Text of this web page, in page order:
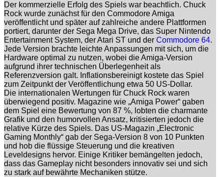
Der kommerzielle Erfolg des Spiels war beachtlich. Chuck
Rock wurde zunächst für den Commodore Amiga
veröffentlicht und später auf zahlreiche andere Plattformen
portiert, darunter der Sega Mega Drive, das Super Nintendo
Entertainment System, der Atari ST und der Commodore 64.
Jede Version brachte leichte Anpassungen mit sich, um die
Hardware optimal zu nutzen, wobei die Amiga-Version
aufgrund ihrer technischen Überlegenheit als
Referenzversion galt. Inflationsbereinigt kostete das Spiel
zum Zeitpunkt der Veröffentlichung etwa 50 US-Dollar.
Die internationalen Wertungen für Chuck Rock waren
überwiegend positiv. Magazine wie „Amiga Power“ gaben
dem Spiel eine Bewertung von 87 %, lobten die charmante
Grafik und den humorvollen Ansatz, kritisierten jedoch die
relative Kürze des Spiels. Das US-Magazin „Electronic
Gaming Monthly“ gab der Sega-Version 8 von 10 Punkten
und hob die flüssige Steuerung und die kreativen
Leveldesigns hervor. Einige Kritiker bemängelten jedoch,
dass das Gameplay nicht besonders innovativ sei und sich
zu stark auf bewährte Mechaniken stütze.